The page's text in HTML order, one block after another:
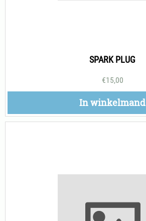
SPARK PLUG
€15,00
In winkelmand